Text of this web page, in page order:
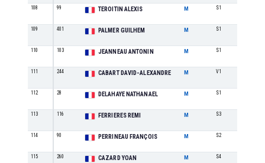
108 99 TEROITIN ALEXIS M S1
109 401 PALMER GUILHEM M S1
110 103 JEANNEAU ANTONIN M S1
111 244 CABART DAVID-ALEXANDRE M V1
112 28 DELAHAYE NATHANAEL M S1
113 116 FERRIERES REMI M S3
114 90 PERRINEAU FRANÇOIS M S2
115 260 CAZARD YOAN M S4